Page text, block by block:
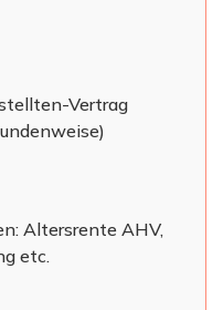
Vertrag
Altersrente AHV,
etc.